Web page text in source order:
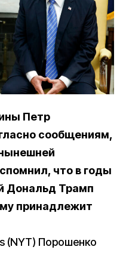
Петр
сообщениям,
что в годы
Дональд Трамп
принадлежит
(NYT) Порошенко